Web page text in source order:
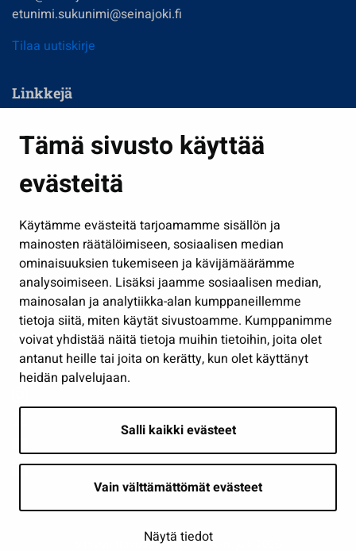
Tämä sivusto käyttää
evästeitä
Käytämme evästeitä tarjoamamme sisällön ja
mainosten räätälöimiseen, sosiaalisen median
ominaisuuksien tukemiseen ja kävijämäärämme
analysoimiseen. Lisäksi jaamme sosiaalisen median,
mainosalan ja analytiikka-alan kumppaneillemme
tietoja siitä, miten käytät sivustoamme. Kumppanimme
voivat yhdistää näitä tietoja muihin tietoihin, joita olet
antanut heille tai joita on kerätty, kun olet käyttänyt
heidän palvelujaan.
Salli kaikki evästeet
Vain välttämättömät evästeet
Näytä tiedot
etunimi.sukunimi@seinajoki.fi
Tilaa uutiskirje
Linkkejä
Kasvatus ja opetus
Kulttuuri ja liikunta
Työ ja yrittäminen
Osallistu ja asioi
Näytä omat evästeasetukseni
Seuraa meitä
Saavutettavuusseloste | © Seinäjoki 2026